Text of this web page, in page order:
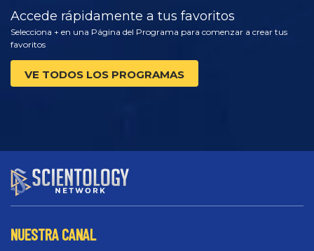
Accede rápidamente a tus favoritos
Selecciona + en una Página del Programa para comenzar a crear tus
favoritos
VE TODOS LOS PROGRAMAS
NUESTRA CANAL